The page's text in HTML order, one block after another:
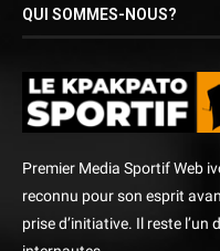
QUI SOMMES-NOUS?
Premier Media Sportif Web
reconnu pour son esprit
prise d’initiative. Il reste l’un